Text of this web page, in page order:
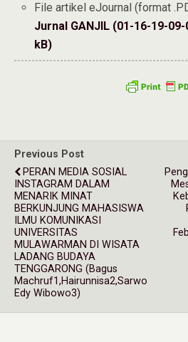
File artikel eJournal (format
Jurnal GANJIL (01-16-19-
kB)
Previous Post
PERAN MEDIA SOSIAL
INSTAGRAM DALAM
MENARIK MINAT
BERKUNJUNG MAHASISWA
ILMU KOMUNIKASI
UNIVERSITAS
MULAWARMAN DI WISATA
LADANG BUDAYA
TENGGARONG (Bagus
Machruf1,Hairunnisa2,Sarwo
Edy Wibowo3)